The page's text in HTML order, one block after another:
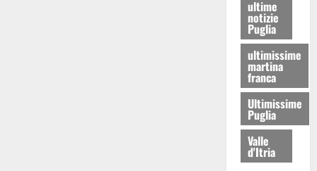
ultime
notizie
Puglia
ultimissime
martina
franca
Ultimissime
Puglia
Valle
d'Itria